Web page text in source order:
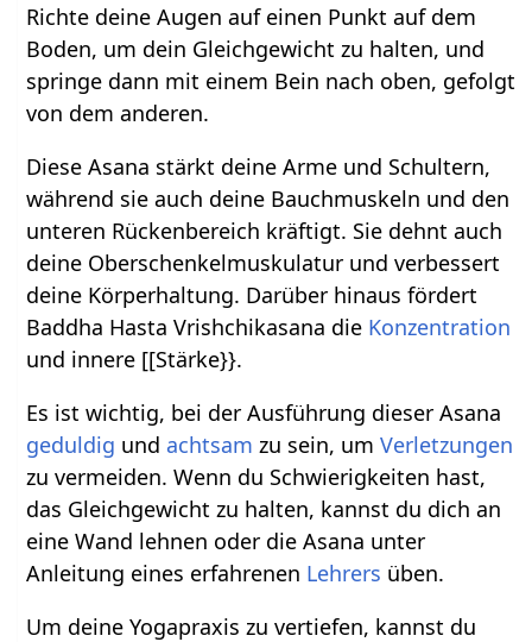
Richte deine Augen auf einen Punkt auf dem
Boden, um dein Gleichgewicht zu halten, und
springe dann mit einem Bein nach oben, gefolgt
von dem anderen.
Diese Asana stärkt deine Arme und Schultern,
während sie auch deine Bauchmuskeln und den
unteren Rückenbereich kräftigt. Sie dehnt auch
deine Oberschenkelmuskulatur und verbessert
deine Körperhaltung. Darüber hinaus fördert
Baddha Hasta Vrishchikasana die Konzentration
und innere [[Stärke}}.
Es ist wichtig, bei der Ausführung dieser Asana
geduldig und achtsam zu sein, umVerletzungen
zu vermeiden. Wenn du Schwierigkeiten hast,
das Gleichgewicht zu halten, kannst du dich an
eine Wand lehnen oder die Asana unter
Anleitung eines erfahrenen Lehrers üben.
Um deine Yogapraxis zu vertiefen, kannst du